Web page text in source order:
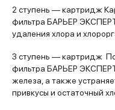
2 ступень — картридж
фильтра БАРЬЕР
удаления хлора и
3 ступень — картридж
фильтра БАРЬЕР
железа, а также
привкусы и остаточный